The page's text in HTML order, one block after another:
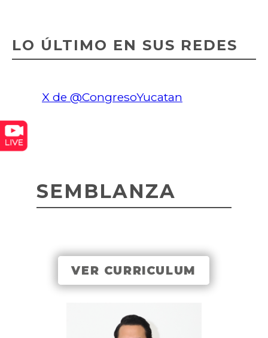
LO ÚLTIMO EN SUS REDES
X de @CongresoYucatan
SEMBLANZA
VER CURRICULUM